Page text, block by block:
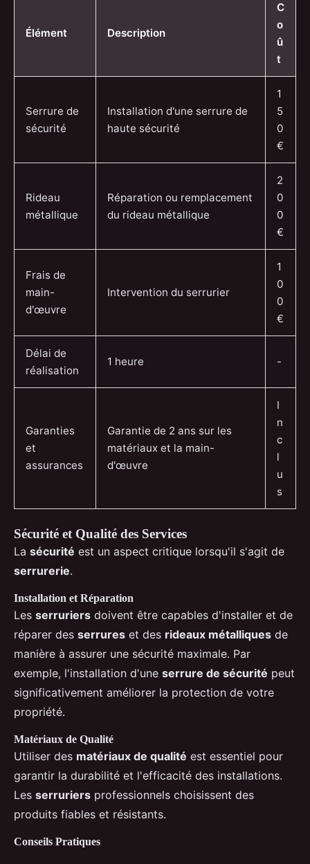
Élément Description
C
o
û
t
Serrure de
sécurité
Installation d'une serrure de
haute sécurité
1
5
0
€
Rideau
métallique
Réparation ou remplacement
du rideau métallique
2
0
0
€
Frais de
main-
d'œuvre
Intervention du serrurier
1
0
0
€
Délai de
réalisation
1 heure -
Garanties
et
assurances
Garantie de 2 ans sur les
matériaux et la main-
d'œuvre
I
n
c
l
u
s
Sécurité et Qualité des Services
La sécurité est un aspect critique lorsqu'il s'agit de
serrurerie.
Installation et Réparation
Les serruriers doivent être capables d'installer et de
réparer des serrures et des rideaux métalliques de
manière à assurer une sécurité maximale. Par
exemple, l'installation d'une serrure de sécurité peut
significativement améliorer la protection de votre
propriété.
Matériaux de Qualité
Utiliser des matériaux de qualité est essentiel pour
garantir la durabilité et l'efficacité des installations.
Les serruriers professionnels choisissent des
produits fiables et résistants.
Conseils Pratiques